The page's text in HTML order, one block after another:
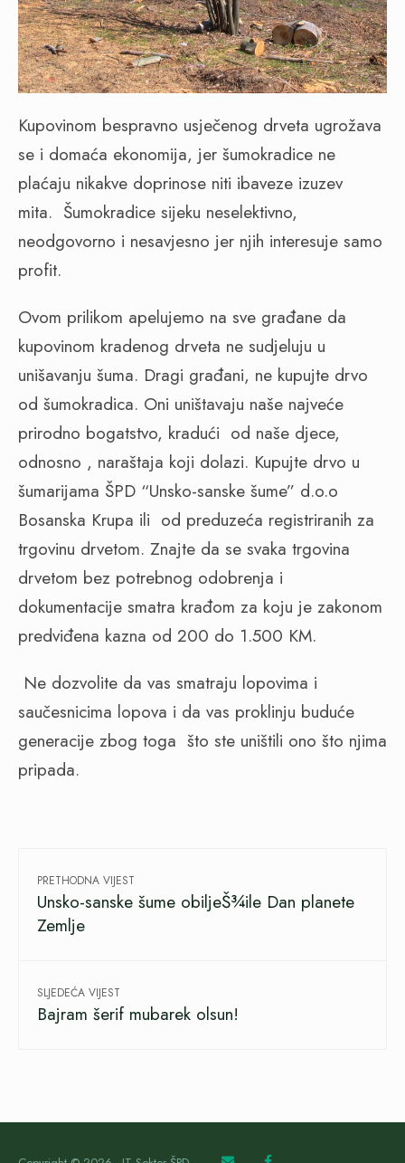
Kupovinom bespravno usječenog drveta ugrožava
se i domaća ekonomija, jer šumokradice ne
plaćaju nikakve doprinose niti ibaveze izuzev
mita. Šumokradice sijeku neselektivno,
neodgovorno i nesavjesno jer njih interesuje samo
profit.
Ovom prilikom apelujemo na sve građane da
kupovinom kradenog drveta ne sudjeluju u
unišavanju šuma. Dragi građani, ne kupujte drvo
od šumokradica. Oni uništavaju naše najveće
prirodno bogatstvo, kradući od naše djece,
odnosno , naraštaja koji dolazi. Kupujte drvo u
šumarijama ŠPD “Unsko-sanske šume” d.o.o
Bosanska Krupa ili od preduzeća registriranih za
trgovinu drvetom. Znajte da se svaka trgovina
drvetom bez potrebnog odobrenja i
dokumentacije smatra krađom za koju je zakonom
predviđena kazna od 200 do 1.500 KM.
Ne dozvolite da vas smatraju lopovima i
saučesnicima lopova i da vas proklinju buduće
generacije zbog toga što ste uništili ono što njima
pripada.
PRETHODNA VIJEST
Unsko-sanske šume obiljeŠ¾ile Dan planete
Zemlje
SLJEDEĆA VIJEST
Bajram šerif mubarek olsun!